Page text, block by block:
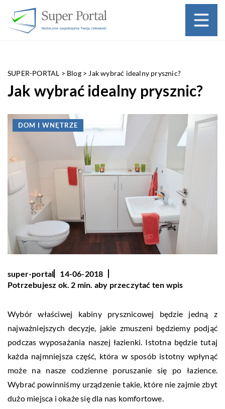
SUPER-PORTAL > Blog> Jak wybrać idealny prysznic?
Jak wybrać idealny prysznic?
DOM I WNĘTRZE
super-portal
14-06-2018
Potrzebujesz ok. 2 min. aby przeczytać ten wpis
Wybór właściwej kabiny prysznicowej będzie jedną z
najważniejszych decyzje, jakie zmuszeni będziemy podjąć
podczas wyposażania naszej łazienki. Istotna będzie tutaj
każda najmniejsza część, która w sposób istotny wpłynąć
może na nasze codzienne poruszanie się po łazience.
Wybrać powinniśmy urządzenie takie, które nie zajmie zbyt
dużo miejsca i okaże się dla nas komfortowe.